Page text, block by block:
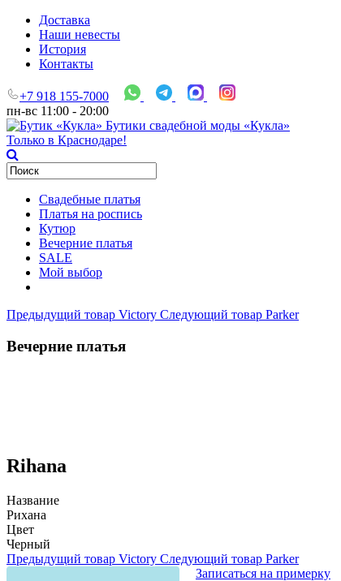
Доставка
Наши невесты
История
Контакты
+7 918 155-7000
пн-вс 11:00 - 20:00
Бутики свадебной моды «Кукла»
Только в Краснодаре!
Свадебные платья
Платья на роспись
Кутюр
Вечерние платья
SALE
Мой выбор
Предыдущий товар Victory Следующий товар Parker
Вечерние платья
Rihana
Название
Рихана
Цвет
Черный
Предыдущий товар Victory Следующий товар Parker
Записаться на примерку